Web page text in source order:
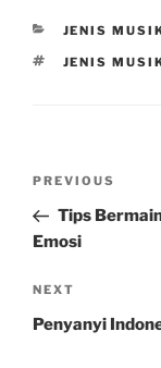
JENIS
TAGS
JENIS
Previous
Post
PREVIOUS
Tips
Emosi
Next
Post
NEXT
Penyanyi